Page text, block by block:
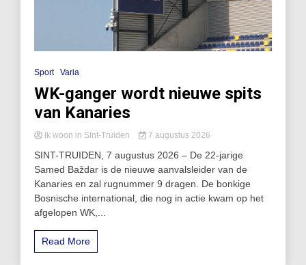
Sport Varia
WK-ganger wordt nieuwe spits
van Kanaries
Ik woon in Sint-Truiden 7 augustus 2026
SINT-TRUIDEN, 7 augustus 2026 – De 22-jarige
Samed Baždar is de nieuwe aanvalsleider van de
Kanaries en zal rugnummer 9 dragen. De bonkige
Bosnische international, die nog in actie kwam op het
afgelopen WK,...
Read More